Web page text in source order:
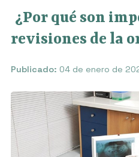
¿Por qué son
revisiones de la
Publicado: 04 de enero de